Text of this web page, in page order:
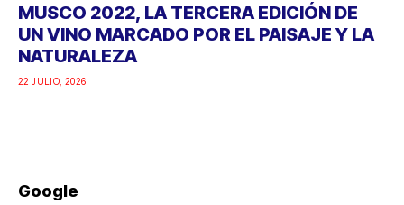
MUSCO 2022, LA TERCERA EDICIÓN DE
UN VINO MARCADO POR EL PAISAJE Y LA
NATURALEZA
22 JULIO, 2026
Google